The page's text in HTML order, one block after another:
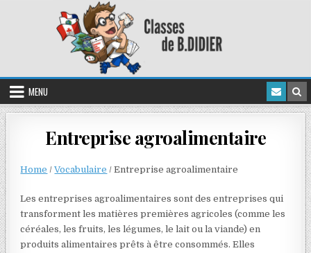
MENU
Entreprise agroalimentaire
Home /Vocabulaire /Entreprise agroalimentaire
Les entreprises agroalimentaires sont des entreprises qui
transforment les matières premières agricoles (comme les
céréales, les fruits, les légumes, le lait ou la viande) en
produits alimentaires prêts à être consommés. Elles